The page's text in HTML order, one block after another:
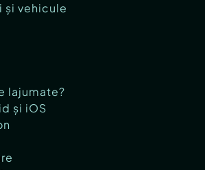
și vehicule
lajumate?
și iOS